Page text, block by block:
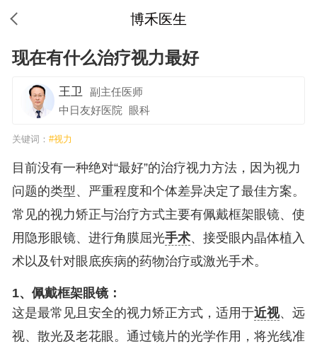
博禾医生
现在有什么治疗视力最好
王卫
副主任医师
中日友好医院
眼科
关键词： #视力
目前没有一种绝对“最好”的治疗视力方法，因为视力
问题的类型、严重程度和个体差异决定了最佳方案。
常见的视力矫正与治疗方式主要有佩戴框架眼镜、使
用隐形眼镜、进行角膜屈光手术、接受眼内晶体植入
术以及针对眼底疾病的药物治疗或激光手术。
1、佩戴框架眼镜：
这是最常见且安全的视力矫正方式，适用于近视、远
视、散光及老花眼。通过镜片的光学作用，将光线准